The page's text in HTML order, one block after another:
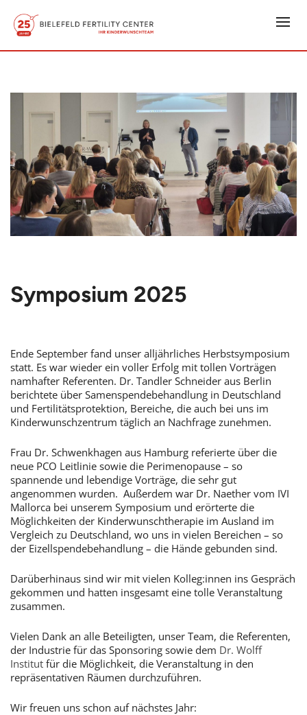
Symposium 2025
Ende September fand unser alljährliches Herbstsymposium
statt. Es war wieder ein voller Erfolg mit tollen Vorträgen
namhafter Referenten. Dr. Tandler Schneider aus Berlin
berichtete über Samenspendebehandlung in Deutschland
und Fertilitätsprotektion, Bereiche, die auch bei uns im
Kinderwunschzentrum täglich an Nachfrage zunehmen.
Frau Dr. Schwenkhagen aus Hamburg referierte über die
neue PCO Leitlinie sowie die Perimenopause – so
spannende und lebendige Vorträge, die sehr gut
angenommen wurden. Außerdem war Dr. Naether vom IVI
Mallorca bei unserem Symposium und erörterte die
Möglichkeiten der Kinderwunschtherapie im Ausland im
Vergleich zu Deutschland, wo uns in vielen Bereichen – so
der Eizellspendebehandlung – die Hände gebunden sind.
Darüberhinaus sind wir mit vielen Kolleg:innen ins Gespräch
gekommen und hatten insgesamt eine tolle Veranstaltung
zusammen.
Vielen Dank an alle Beteiligten, unser Team, die Referenten,
der Industrie für das Sponsoring sowie dem Dr. Wolff
Institut für die Möglichkeit, die Veranstaltung in den
repräsentativen Räumen durchzuführen.
Wir freuen uns schon auf nächstes Jahr: